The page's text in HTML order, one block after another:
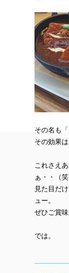
その名も
その効果
これさえ
ぁ・・（笑
見た目だ
ュー。
ぜひご賞
では。